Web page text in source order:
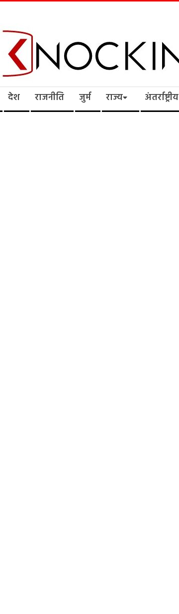
देश राजनीति जुर्म राज्य अंतर्राष्ट्रीय